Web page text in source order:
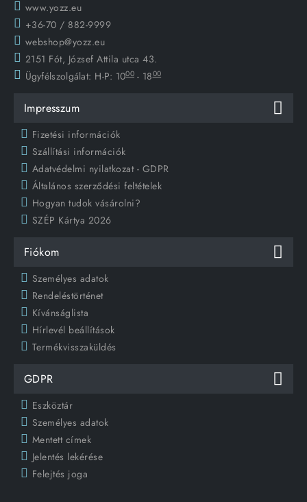
www.yozz.eu
+36-70 / 882-9999
webshop@yozz.eu
2151 Fót, József Attila utca 43.
Ügyfélszolgálat: H-P: 1000 - 1800
Impresszum
Fizetési információk
Szállítási információk
Adatvédelmi nyilatkozat - GDPR
Általános szerződési feltételek
Hogyan tudok vásárolni?
SZÉP Kártya 2026
Fiókom
Személyes adatok
Rendeléstörténet
Kívánságlista
Hírlevél beállítások
Termékvisszaküldés
GDPR
Eszköztár
Személyes adatok
Mentett címek
Jelentés lekérése
Felejtés joga